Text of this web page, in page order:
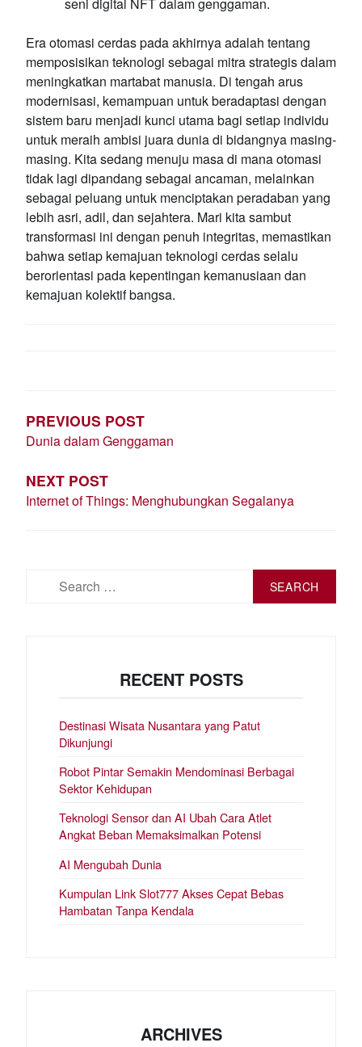
Era otomasi cerdas pada akhirnya adalah tentang
memposisikan teknologi sebagai mitra strategis dalam
meningkatkan martabat manusia. Di tengah arus
modernisasi, kemampuan untuk beradaptasi dengan
sistem baru menjadi kunci utama bagi setiap individu
untuk meraih ambisi juara dunia di bidangnya masing-
masing. Kita sedang menuju masa di mana otomasi
tidak lagi dipandang sebagai ancaman, melainkan
sebagai peluang untuk menciptakan peradaban yang
lebih asri, adil, dan sejahtera. Mari kita sambut
transformasi ini dengan penuh integritas, memastikan
bahwa setiap kemajuan teknologi cerdas selalu
berorientasi pada kepentingan kemanusiaan dan
kemajuan kolektif bangsa.
PREVIOUS POST
Dunia dalam Genggaman
NEXT POST
Internet of Things: Menghubungkan Segalanya
RECENT POSTS
Destinasi Wisata Nusantara yang Patut
Dikunjungi
Robot Pintar Semakin Mendominasi Berbagai
Sektor Kehidupan
Teknologi Sensor dan AI Ubah Cara Atlet
Angkat Beban Memaksimalkan Potensi
AI Mengubah Dunia
Kumpulan Link Slot777 Akses Cepat Bebas
Hambatan Tanpa Kendala
ARCHIVES